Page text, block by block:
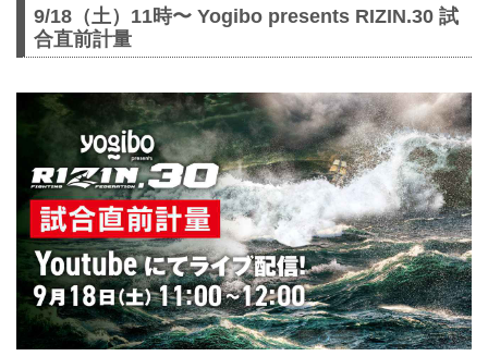
9/18（土）11時〜 Yogibo presents RIZIN.30 試
合直前計量